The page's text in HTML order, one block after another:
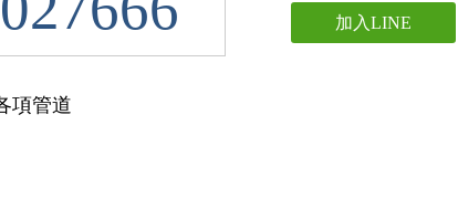
加入LINE
項管道